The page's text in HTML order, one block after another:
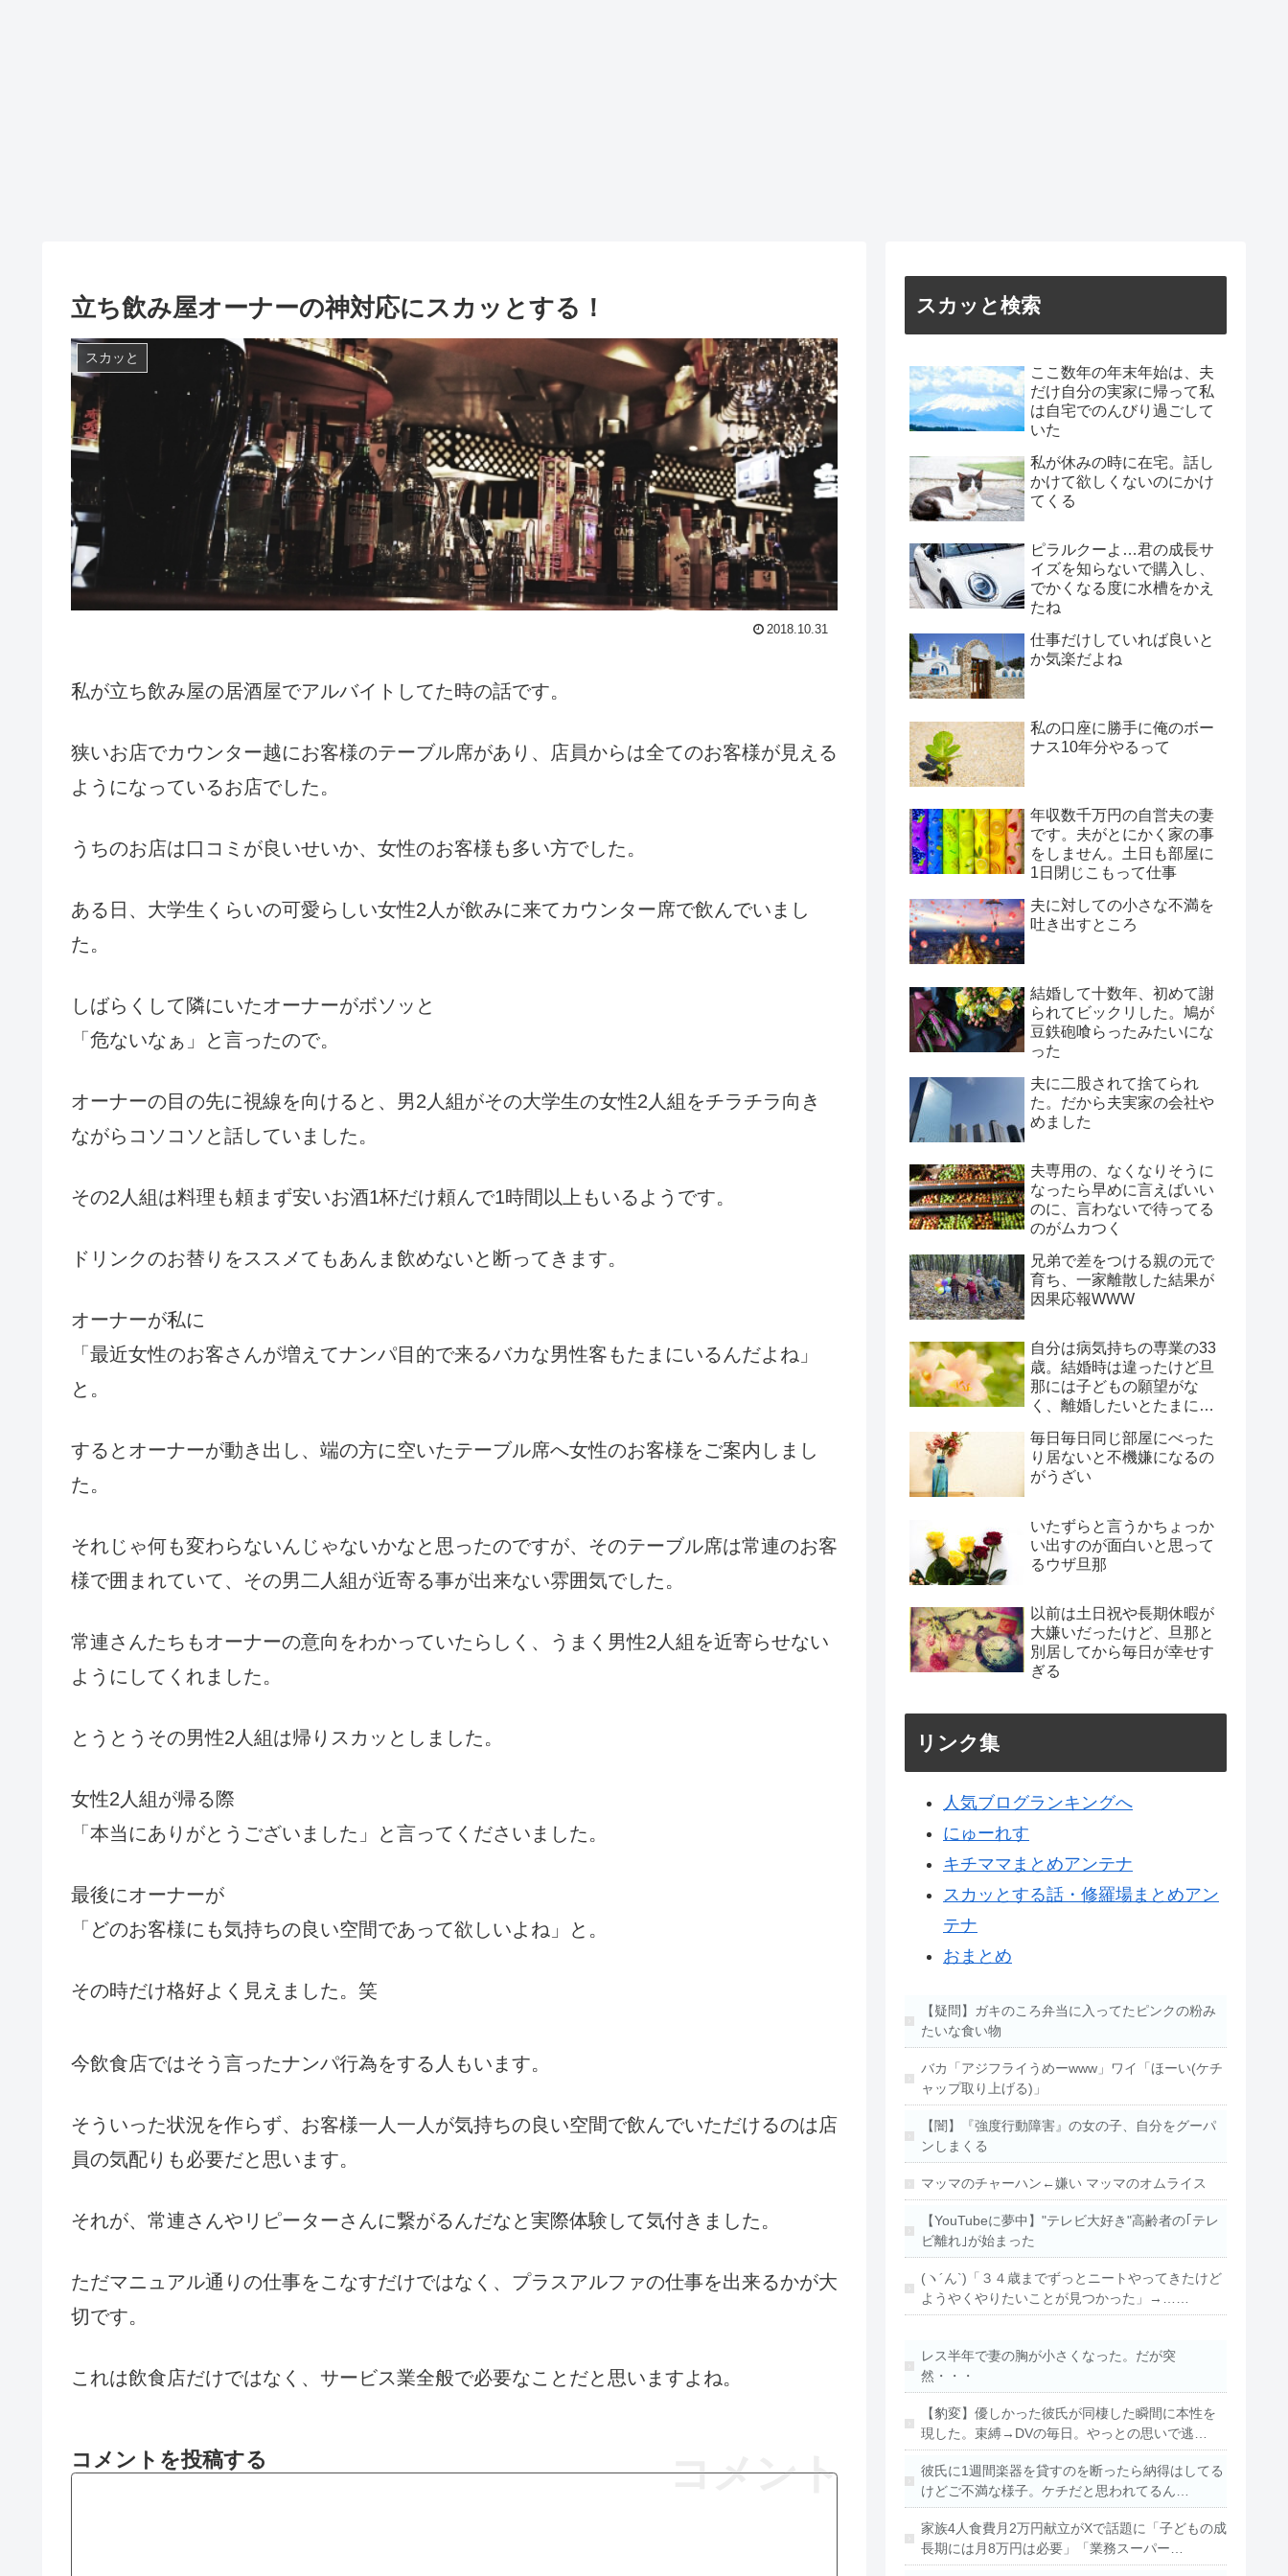
立ち飲み屋オーナーの神対応にスカッとする！
スカッと
2018.10.31
私が立ち飲み屋の居酒屋でアルバイトしてた時の話です。
狭いお店でカウンター越にお客様のテーブル席があり、店員からは全てのお客様が見える
ようになっているお店でした。
うちのお店は口コミが良いせいか、女性のお客様も多い方でした。
ある日、大学生くらいの可愛らしい女性2人が飲みに来てカウンター席で飲んでいまし
た。
しばらくして隣にいたオーナーがボソッと
「危ないなぁ」と言ったので。
オーナーの目の先に視線を向けると、男2人組がその大学生の女性2人組をチラチラ向き
ながらコソコソと話していました。
その2人組は料理も頼まず安いお酒1杯だけ頼んで1時間以上もいるようです。
ドリンクのお替りをススメてもあんま飲めないと断ってきます。
オーナーが私に
「最近女性のお客さんが増えてナンパ目的で来るバカな男性客もたまにいるんだよね」
と。
するとオーナーが動き出し、端の方に空いたテーブル席へ女性のお客様をご案内しまし
た。
それじゃ何も変わらないんじゃないかなと思ったのですが、そのテーブル席は常連のお客
様で囲まれていて、その男二人組が近寄る事が出来ない雰囲気でした。
常連さんたちもオーナーの意向をわかっていたらしく、うまく男性2人組を近寄らせない
ようにしてくれました。
とうとうその男性2人組は帰りスカッとしました。
女性2人組が帰る際
「本当にありがとうございました」と言ってくださいました。
最後にオーナーが
「どのお客様にも気持ちの良い空間であって欲しいよね」と。
その時だけ格好よく見えました。笑
今飲食店ではそう言ったナンパ行為をする人もいます。
そういった状況を作らず、お客様一人一人が気持ちの良い空間で飲んでいただけるのは店
員の気配りも必要だと思います。
それが、常連さんやリピーターさんに繋がるんだなと実際体験して気付きました。
ただマニュアル通りの仕事をこなすだけではなく、プラスアルファの仕事を出来るかが大
切です。
これは飲食店だけではなく、サービス業全般で必要なことだと思いますよね。
コメント
コメントを投稿する
スカッと検索
ここ数年の年末年始は、夫
だけ自分の実家に帰って私
は自宅でのんびり過ごして
いた
私が休みの時に在宅。話し
かけて欲しくないのにかけ
てくる
ピラルクーよ…君の成長サ
イズを知らないで購入し、
でかくなる度に水槽をかえ
たね
仕事だけしていれば良いと
か気楽だよね
私の口座に勝手に俺のボー
ナス10年分やるって
年収数千万円の自営夫の妻
です。夫がとにかく家の事
をしません。土日も部屋に
1日閉じこもって仕事
夫に対しての小さな不満を
吐き出すところ
結婚して十数年、初めて謝
られてビックリした。鳩が
豆鉄砲喰らったみたいにな
った
夫に二股されて捨てられ
た。だから夫実家の会社や
めました
夫専用の、なくなりそうに
なったら早めに言えばいい
のに、言わないで待ってる
のがムカつく
兄弟で差をつける親の元で
育ち、一家離散した結果が
因果応報WWW
自分は病気持ちの専業の33
歳。結婚時は違ったけど旦
那には子どもの願望がな
く、離婚したいとたまに言
してる
毎日毎日同じ部屋にべった
り居ないと不機嫌になるの
がうざい
いたずらと言うかちょっか
い出すのが面白いと思って
るウザ旦那
以前は土日祝や長期休暇が
大嫌いだったけど、旦那と
別居してから毎日が幸せす
ぎる
リンク集
人気ブログランキングへ
にゅーれす
キチママまとめアンテナ
スカッとする話・修羅場まとめアン
テナ
おまとめ
【疑問】ガキのころ弁当に入ってたピンクの粉み
たいな食い物
バカ「アジフライうめーwww」ワイ「ほーい(ケチ
ャップ取り上げる)」
【闇】『強度行動障害』の女の子、自分をグーパ
ンしまくる
マッマのチャーハン←嫌い マッマのオムライス
【YouTubeに夢中】"テレビ大好き"高齢者の｢テレ
ビ離れ｣が始まった
(ヽ´ん`)「３４歳までずっとニートやってきたけど
ようやくやりたいことが見つかった」→……
レス半年で妻の胸が小さくなった。だが突
然・・・
【豹変】優しかった彼氏が同棲した瞬間に本性を
現した。束縛→DVの毎日。やっとの思いで逃…
彼氏に1週間楽器を貸すのを断ったら納得はしてる
けどご不満な様子。ケチだと思われてるん…
家族4人食費月2万円献立がXで話題に「子どもの成
長期には月8万円は必要」「業務スーパー…